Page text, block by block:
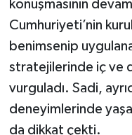
konuşmasının
Cumhuriyeti’nin
benimsenip
stratejilerinde iç ve
vurguladı. Sadi,
deneyimlerinde
da dikkat çekti.